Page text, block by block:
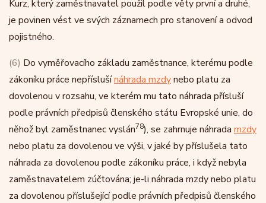
Kurz, který zaměstnavatel použil podle věty první a druhé,
je povinen vést ve svých záznamech pro stanovení a odvod
pojistného.
(6) Do vyměřovacího základu zaměstnance, kterému podle
zákoníku práce nepříslušínáhrada mzdynebo platu za
dovolenou v rozsahu, ve kterém mu tato náhrada přísluší
podle právních předpisů členského státu Evropské unie, do
něhož byl zaměstnanec vyslán78), se zahrnuje náhrada mzdy
nebo platu za dovolenou ve výši, v jaké by příslušela tato
náhrada za dovolenou podle zákoníku práce, i když nebyla
zaměstnavatelem zúčtována; je-li náhrada mzdy nebo platu
za dovolenou příslušející podle právních předpisů členského